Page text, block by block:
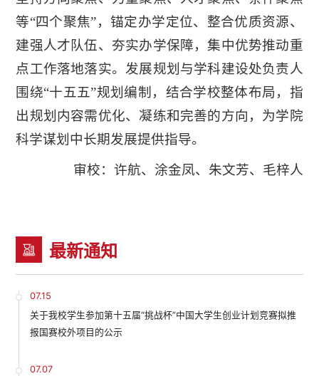
等“四个聚焦”，锚定办学定位、整合优质资源、
建强人才队伍、夯实办学保障，集中优势推动重
点工作落地落实。发展规划与学科建设处负责人
围绕“十五五”规划编制，结合学校整体布局，指
出规划内容需优化、凝练和完善的方向，为学院
科学谋划中长期发展提供指导。
审校：许航、涂金凤、朱文芳、毛梓人
最新通知
07.15
关于我校学生参加第十五届“挑战杯”中国大学生创业计划竞赛拟推
报国赛校外项目的公示
07.07